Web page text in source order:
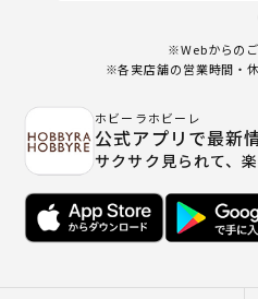
※Webからの
※各実店舗の営業時間・
ホビーラホビーレ
公式アプリで最新
サクサク見られて、